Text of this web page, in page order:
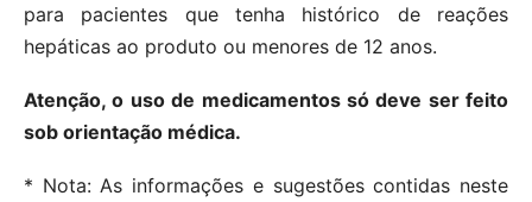
para pacientes que tenha histórico de reações
hepáticas ao produto ou menores de 12 anos.
Atenção, o uso de medicamentos só deve ser feito
sob orientação médica.
* Nota: As informações e sugestões contidas neste